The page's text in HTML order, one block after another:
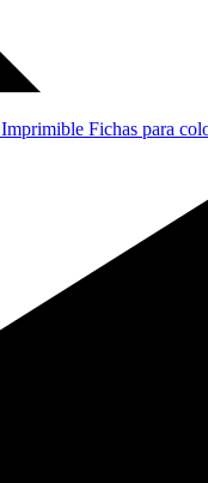
Imprimible Fichas para